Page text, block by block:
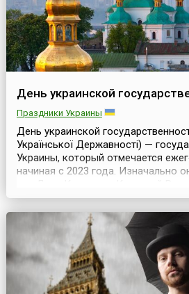
День украинской
Праздники Украины
День украинской
Української Державності) —
Украины, который отмечается
начиная с 2023 года. Изначально
году он был переименован в День
государственности, а в 2023 году,
церковного календаря в стране,
перенесли ...